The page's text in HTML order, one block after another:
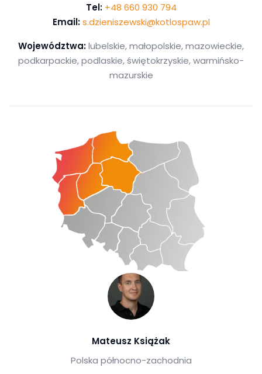
Tel: +48 660 930 794
Email: s.dzieniszewski@kotlospaw.pl
Województwa:lubelskie, małopolskie, mazowieckie,
podkarpackie, podlaskie, świętokrzyskie, warmińsko-
mazurskie
Mateusz Książak
Polska północno-zachodnia